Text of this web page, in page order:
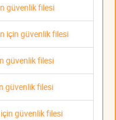
güvenlik filesi
için güvenlik filesi
güvenlik filesi
güvenlik filesi
güvenlik filesi